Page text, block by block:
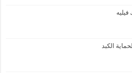
الكبد